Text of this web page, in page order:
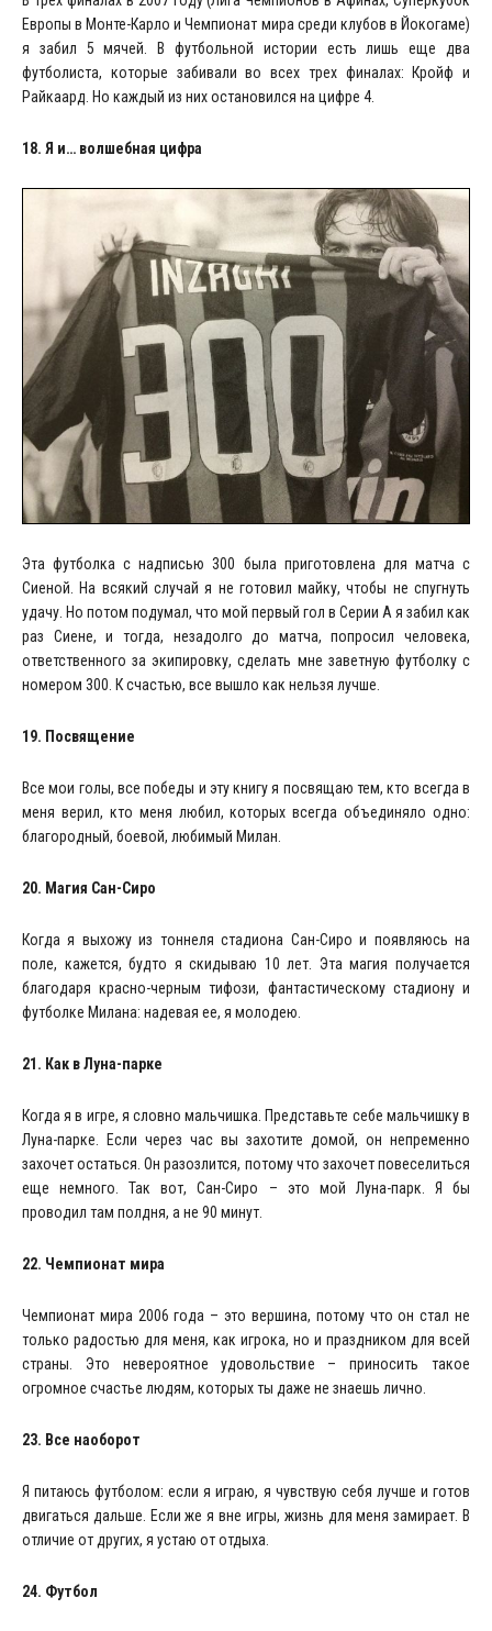
Европы в Монте-Карло и Чемпионат мира среди клубов в Йокогаме)
я забил 5 мячей. В футбольной истории есть лишь еще два
футболиста, которые забивали во всех трех финалах: Кройф и
Райкаард. Но каждый из них остановился на цифре 4.
18. Я и… волшебная цифра
Эта футболка с надписью 300 была приготовлена для матча с
Сиеной. На всякий случай я не готовил майку, чтобы не спугнуть
удачу. Но потом подумал, что мой первый гол в Серии А я забил как
раз Сиене, и тогда, незадолго до матча, попросил человека,
ответственного за экипировку, сделать мне заветную футболку с
номером 300. К счастью, все вышло как нельзя лучше.
19. Посвящение
Все мои голы, все победы и эту книгу я посвящаю тем, кто всегда в
меня верил, кто меня любил, которых всегда объединяло одно:
благородный, боевой, любимый Милан.
20. Магия Сан-Сиро
Когда я выхожу из тоннеля стадиона Сан-Сиро и появляюсь на
поле, кажется, будто я скидываю 10 лет. Эта магия получается
благодаря красно-черным тифози, фантастическому стадиону и
футболке Милана: надевая ее, я молодею.
21. Как в Луна-парке
Когда я в игре, я словно мальчишка. Представьте себе мальчишку в
Луна-парке. Если через час вы захотите домой, он непременно
захочет остаться. Он разозлится, потому что захочет повеселиться
еще немного. Так вот, Сан-Сиро – это мой Луна-парк. Я бы
проводил там полдня, а не 90 минут.
22. Чемпионат мира
Чемпионат мира 2006 года – это вершина, потому что он стал не
только радостью для меня, как игрока, но и праздником для всей
страны. Это невероятное удовольствие – приносить такое
огромное счастье людям, которых ты даже не знаешь лично.
23. Все наоборот
Я питаюсь футболом: если я играю, я чувствую себя лучше и готов
двигаться дальше. Если же я вне игры, жизнь для меня замирает. В
отличие от других, я устаю от отдыха.
24. Футбол